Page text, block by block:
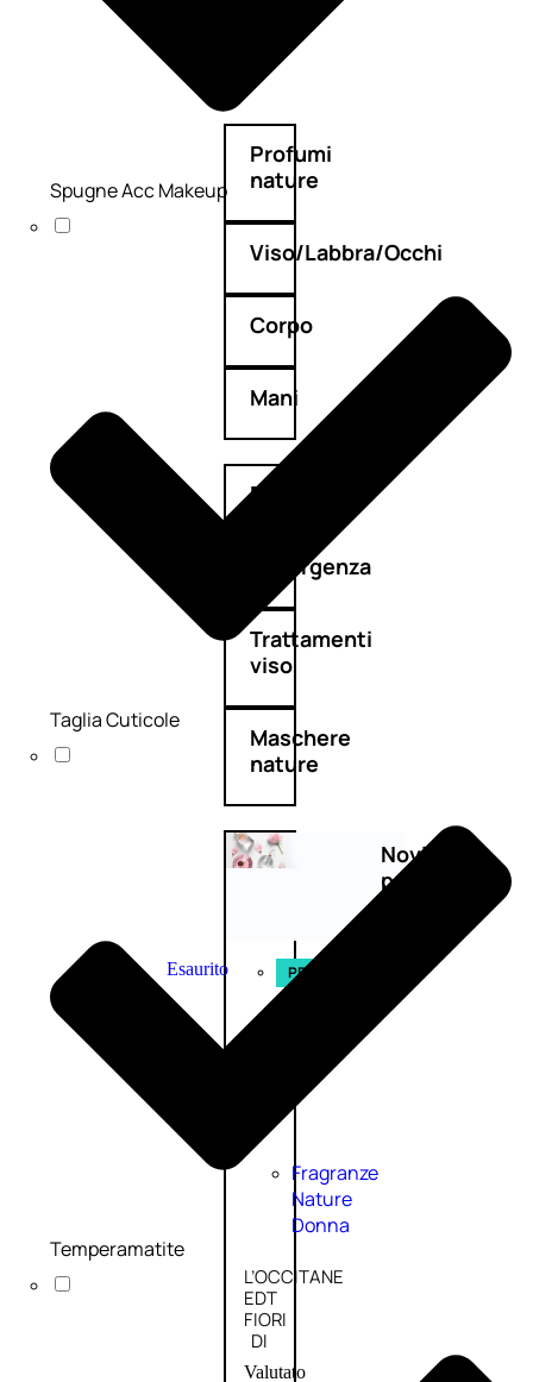
Profumi
nature
Viso/Labbra/Occhi
Corpo
Mani
Bagno
Detergenza
Trattamenti
viso
Maschere
nature
Novità
profumi
Esaurito PROMO
Fragranze
Nature
Donna
L’OCCITANE
EDT
FIORI
DI
Valutato
Spugne Acc Makeup
Taglia Cuticole
Temperamatite